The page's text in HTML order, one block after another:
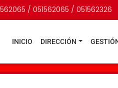
/ 051562065 / 051562326
INICIO DIRECCIÓN